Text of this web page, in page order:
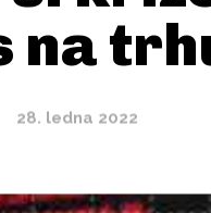
na
28. ledna 2022